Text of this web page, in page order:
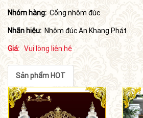
Nhóm hàng: Cổng nhôm đúc
Nhãn hiệu: Nhôm đúc An Khang Phát
Giá: Vui lòng liên hệ
Sản phẩm HOT